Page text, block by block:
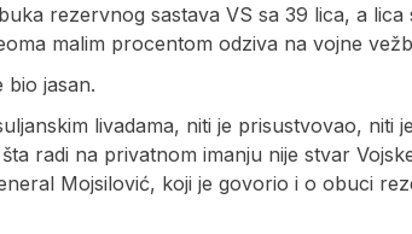
rezervnog sastava VS sa 39 lica, a lica
malim procentom odziva na vojne
bio jasan.
livadama, niti je prisustvovao, niti
radi na privatnom imanju nije stvar
Mojsilović, koji je govorio i o obuci